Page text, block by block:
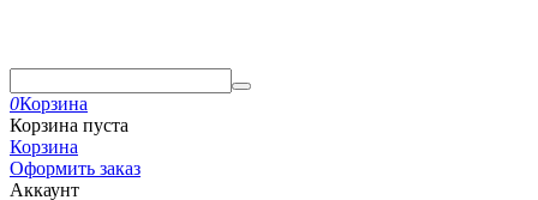
0Корзина
Корзина пуста
Корзина
Оформить заказ
Аккаунт